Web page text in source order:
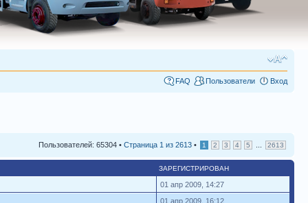
FAQ Пользователи Вход
Пользователей: 65304 • Страница 1 из 2613 • 1 2 3 4 5 2613
ЗАРЕГИСТРИРОВАН
01 апр 2009, 14:27
01 апр 2009, 16:12